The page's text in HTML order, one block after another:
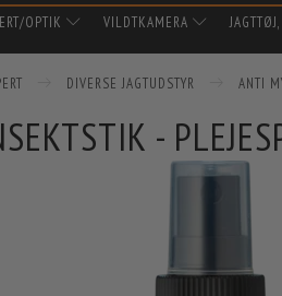
OPTIK VILDTKAMERA
DIVERSE JAGTUDSTYR ANTI
-